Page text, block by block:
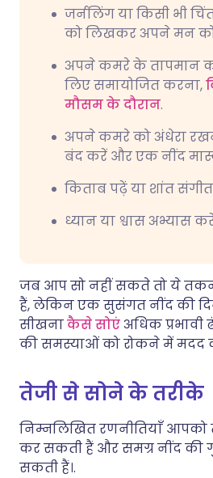
जर्नलिंग या किसी भी
को लिखकर अपने मन
अपने कमरे के तापमान
लिए समायोजित करना,
मौसम के दौरान.
अपने कमरे को अंधेरा
बंद करें और एक नींद
किताब पढ़ें या शांत
ध्यान या श्वास अभ्यास
जब आप सो नहीं सकते तो ये
हैं, लेकिन एक सुसंगत नींद की
सीखनाकैसे सोएंअधिक प्रभावी
की समस्याओं को रोकने में मदद
तेजी से सोने के तरीके
निम्नलिखित रणनीतियाँ
कर सकती हैं और समग्र नींद की
सकती हैं।.